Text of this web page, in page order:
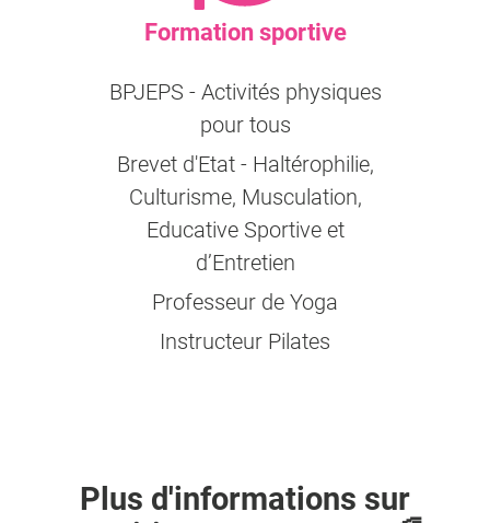
Formation sportive
BPJEPS - Activités physiques
pour tous
Brevet d'Etat - Haltérophilie,
Culturisme, Musculation,
Educative Sportive et
d’Entretien
Professeur de Yoga
Instructeur Pilates
Plus d'informations sur